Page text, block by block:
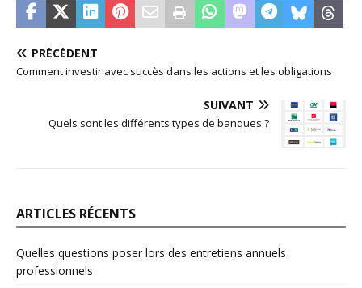
PRÉCÉDENT
Comment investir avec succès dans les actions et les obligations
SUIVANT
Quels sont les différents types de banques ?
ARTICLES RÉCENTS
Quelles questions poser lors des entretiens annuels
professionnels